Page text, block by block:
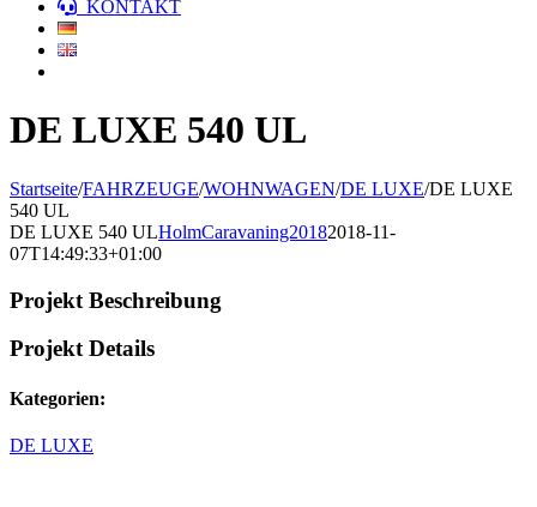
KONTAKT
DE LUXE 540 UL
Startseite/FAHRZEUGE/WOHNWAGEN/DE LUXE/DE LUXE
540 UL
DE LUXE 540 ULHolmCaravaning20182018-11-
07T14:49:33+01:00
Projekt Beschreibung
Projekt Details
Kategorien:
DE LUXE